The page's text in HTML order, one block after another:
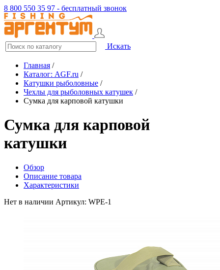
8 800 550 35 97 - бесплатный звонок
Искать
Главная /
Каталог: AGF.ru /
Катушки рыболовные /
Чехлы для рыболовных катушек /
Сумка для карповой катушки
Сумка для карповой
катушки
Обзор
Описание товара
Характеристики
Нет в наличии Артикул: WPE-1